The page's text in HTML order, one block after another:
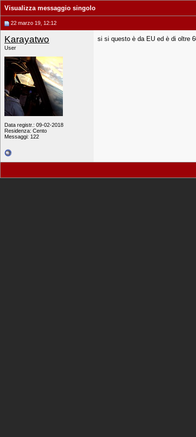
Visualizza messaggio singolo
22 marzo 19, 12:12
Karayatwo
User
Data registr.: 09-02-2018
Residenza: Cento
Messaggi: 122
si si questo è da EU ed è di oltre